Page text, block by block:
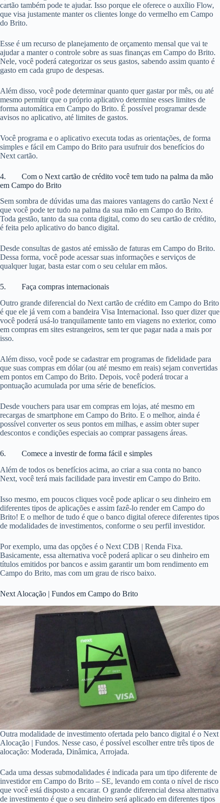
cartão também pode te ajudar. Isso porque ele oferece o auxílio Flow,
que visa justamente manter os clientes longe do vermelho em Campo
do Brito.
Esse é um recurso de planejamento de orçamento mensal que vai te
ajudar a manter o controle sobre as suas finanças em Campo do Brito.
Nele, você poderá categorizar os seus gastos, sabendo assim quanto é
gasto em cada grupo de despesas.
Além disso, você pode determinar quanto quer gastar por mês, ou até
mesmo permitir que o próprio aplicativo determine esses limites de
forma automática em Campo do Brito. É possível programar desde
avisos no aplicativo, até limites de gastos.
Você programa e o aplicativo executa todas as orientações, de forma
simples e fácil em Campo do Brito para usufruir dos benefícios do
Next cartão.
4. Com o Next cartão de crédito você tem tudo na palma da mão
em Campo do Brito
Sem sombra de dúvidas uma das maiores vantagens do cartão Next é
que você pode ter tudo na palma da sua mão em Campo do Brito.
Toda gestão, tanto da sua conta digital, como do seu cartão de crédito,
é feita pelo aplicativo do banco digital.
Desde consultas de gastos até emissão de faturas em Campo do Brito.
Dessa forma, você pode acessar suas informações e serviços de
qualquer lugar, basta estar com o seu celular em mãos.
5. Faça compras internacionais
Outro grande diferencial do Next cartão de crédito em Campo do Brito
é que ele já vem com a bandeira Visa Internacional. Isso quer dizer que
você poderá usá-lo tranquilamente tanto em viagens no exterior, como
em compras em sites estrangeiros, sem ter que pagar nada a mais por
isso.
Além disso, você pode se cadastrar em programas de fidelidade para
que suas compras em dólar (ou até mesmo em reais) sejam convertidas
em pontos em Campo do Brito. Depois, você poderá trocar a
pontuação acumulada por uma série de benefícios.
Desde vouchers para usar em compras em lojas, até mesmo em
recargas de smartphone em Campo do Brito. E o melhor, ainda é
possível converter os seus pontos em milhas, e assim obter super
descontos e condições especiais ao comprar passagens áreas.
6. Comece a investir de forma fácil e simples
Além de todos os benefícios acima, ao criar a sua conta no banco
Next, você terá mais facilidade para investir em Campo do Brito.
Isso mesmo, em poucos cliques você pode aplicar o seu dinheiro em
diferentes tipos de aplicações e assim fazê-lo render em Campo do
Brito! E o melhor de tudo é que o banco digital oferece diferentes tipos
de modalidades de investimentos, conforme o seu perfil investidor.
Por exemplo, uma das opções é o Next CDB | Renda Fixa.
Basicamente, essa alternativa você poderá aplicar o seu dinheiro em
títulos emitidos por bancos e assim garantir um bom rendimento em
Campo do Brito, mas com um grau de risco baixo.
Next Alocação | Fundos em Campo do Brito
Outra modalidade de investimento ofertada pelo banco digital é o Next
Alocação | Fundos. Nesse caso, é possível escolher entre três tipos de
alocação: Moderada, Dinâmica, Arrojada.
Cada uma dessas submodalidades é indicada para um tipo diferente de
investidor em Campo do Brito – SE, levando em conta o nível de risco
que você está disposto a encarar. O grande diferencial dessa alternativa
de investimento é que o seu dinheiro será aplicado em diferentes tipos